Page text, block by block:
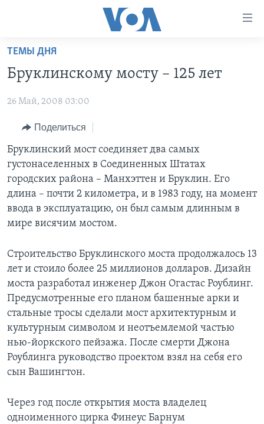
Перейти
основной
Перейти
навигации
Перейти
поиск
ПРОГРАММЫ
АМЕРИКА
НОВОСТИ ЗА МИНУТУ
ИТОГИ
ПОЧЕМУ ЭТО ВАЖНО?
ДИСКУССИЯ VOA
ДЕТАЛИ
АМЕРИКА. БОЛЬШОЕ ПУТЕШЕСТВИЕ
ПРОЕКТЫ
УЧИМ АНГЛИЙСКИЙ
НАША АМЕРИКАНСКАЯ ИСТОРИЯ
А КАК В АМЕРИКЕ?
АРТЕФАКТЫ
АМЕРИКАНСКИЕ ГОРОДКИ
ЭКСПЕРТИЗА
ИНТЕРВЬЮ
ФАКТЫ ПРОТИВ ФЕЙКОВ
ЗА СВОБОДУ ПРЕССЫ
УЧИМ АНГЛИЙСКИЙ
ВИДЕО
ПОДПИСКА НА НОВОСТИ
Learning English
СОЦИАЛЬНЫЕ СЕТИ
Языки
ТЕМЫ ДНЯ
Бруклинскому мосту – 125 лет
26 Май, 2008 03:00
Поделиться
Бруклинский мост соединяет два самых
густонаселенных в Соединенных Штатах
городских района – Манхэттен и Бруклин. Его
длина – почти 2 километра, и в 1983 году, на момент
ввода в эксплуатацию, он был самым длинным в
мире висячим мостом.
Строительство Бруклинского моста продолжалось 13
лет и стоило более 25 миллионов долларов. Дизайн
моста разработал инженер Джон Огастас Роублинг.
Предусмотренные его планом башенные арки и
стальные тросы сделали мост архитектурным и
культурным символом и неотъемлемой частью
нью-йоркского пейзажа. После смерти Джона
Роублинга руководство проектом взял на себя его
сын Вашингтон.
Через год после открытия моста владелец
одноименного цирка Финеус Барнум